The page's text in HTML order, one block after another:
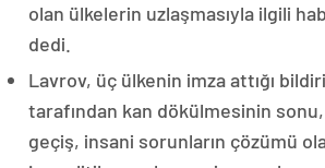
olan ülkelerin uzlaşmasıyla ilgili
dedi.
Lavrov, üç ülkenin imza attığı
tarafından kan dökülmesinin sonu,
geçiş, insani sorunların çözümü